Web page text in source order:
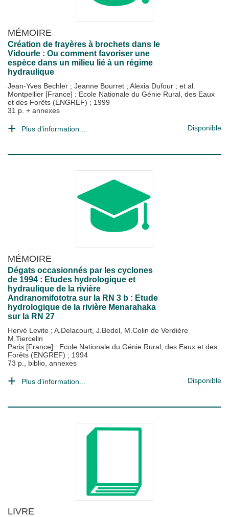
MÉMOIRE
Création de frayères à brochets dans le
Vidourle : Ou comment favoriser une
espèce dans un milieu lié à un régime
hydraulique
Jean-Yves Bechler ; Jeanne Bourret ; Alexia Dufour ; et al.
Montpellier [France] : Ecole Nationale du Génie Rural, des Eaux
et des Forêts (ENGREF) ; 1999
31 p. + annexes
Plus d'information... Disponible
MÉMOIRE
Dégats occasionnés par les cyclones
de 1994 : Etudes hydrologique et
hydraulique de la rivière
Andranomifototra sur la RN 3 b : Etude
hydrologique de la rivière Menarahaka
sur la RN 27
Hervé Levite ; A.Delacourt, J.Bedel, M.Colin de Verdière
M.Tiercelin
Paris [France] : Ecole Nationale du Génie Rural, des Eaux et des
Forêts (ENGREF) ; 1994
73 p., biblio, annexes
Plus d'information... Disponible
LIVRE